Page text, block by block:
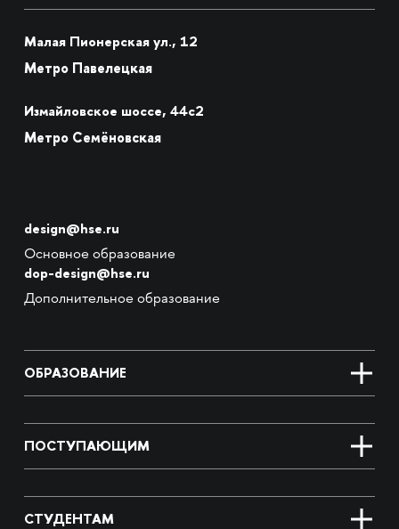
Малая Пионерская ул., 12
Метро Павелецкая
Измайловское шоссе, 44с2
Метро Семёновская
design@hse.ru
Основное образование
dop-design@hse.ru
Дополнительное образование
ОБРАЗОВАНИЕ
ПОСТУПАЮЩИМ
СТУДЕНТАМ